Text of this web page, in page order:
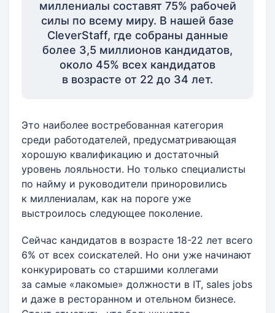
миллениалы составят 75% рабочей
силы по всему миру. В нашей базе
CleverStaff, где собраны данные
более 3,5 миллионов кандидатов,
около 45% всех кандидатов
в возрасте от 22 до 34 лет.
Это наиболее востребованная категория
среди работодателей, предусматривающая
хорошую квалификацию и достаточный
уровень лояльности. Но только специалисты
по найму и руководители приноровились
к миллениалам, как на пороге уже
выстроилось следующее поколение.
Сейчас кандидатов в возрасте 18-22 лет всего
6% от всех соискателей. Но они уже начинают
конкурировать со старшими коллегами
за самые «лакомые» должности в IT, sales jobs
и даже в ресторанном и отельном бизнесе.